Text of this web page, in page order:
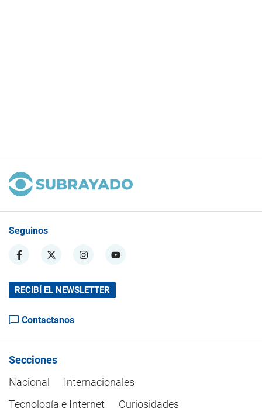
Seguinos
RECIBÍ EL NEWSLETTER
Contactanos
Secciones
Nacional
Internacionales
Tecnología e Internet
Curiosidades